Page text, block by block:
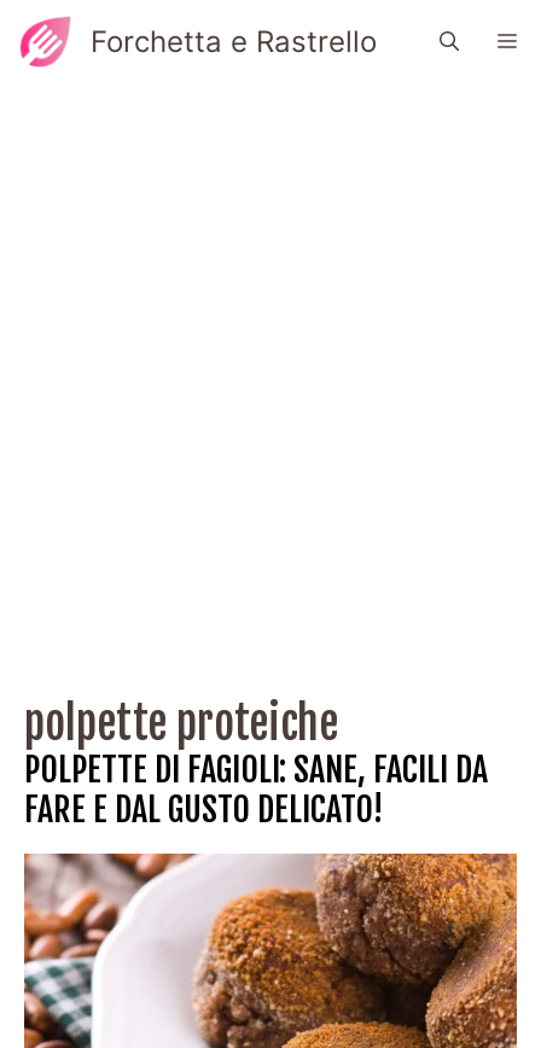
contenuto
Forchetta e Rastrello
polpette proteiche
POLPETTE DI FAGIOLI: SANE, FACILI DA
FARE E DAL GUSTO DELICATO!